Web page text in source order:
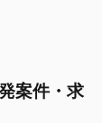
案件・求